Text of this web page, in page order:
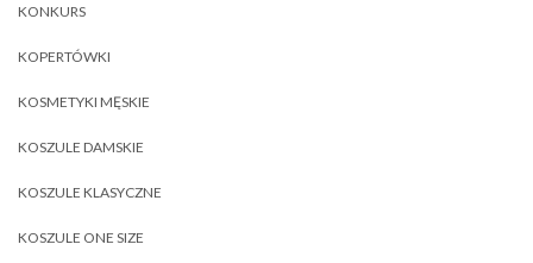
KONKURS
KOPERTÓWKI
KOSMETYKI MĘSKIE
KOSZULE DAMSKIE
KOSZULE KLASYCZNE
KOSZULE ONE SIZE